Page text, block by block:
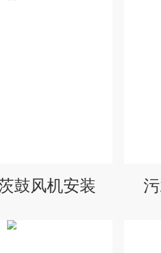
鼓风机安装